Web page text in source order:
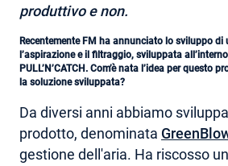
produttivo e non.
Recentemente FM ha annunciato lo sviluppo
l’aspirazione e il filtraggio, sviluppata
PULL’N’CATCH. Com’è nata l’idea per questo
la soluzione sviluppata?
Da diversi anni abbiamo
prodotto, denominata
gestione dell'aria. Ha riscosso